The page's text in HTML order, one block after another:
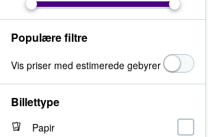
Populære filtre
Vis priser med estimerede gebyrer
Billettype
Papir